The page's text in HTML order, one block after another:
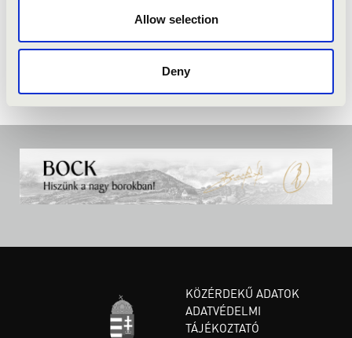
Allow selection
Deny
KÖZÉRDEKŰ ADATOK
ADATVÉDELMI
TÁJÉKOZTATÓ